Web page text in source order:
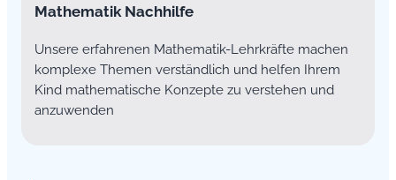
Mathematik Nachhilfe
Unsere erfahrenen Mathematik-Lehrkräfte machen
komplexe Themen verständlich und helfen Ihrem
Kind mathematische Konzepte zu verstehen und
anzuwenden